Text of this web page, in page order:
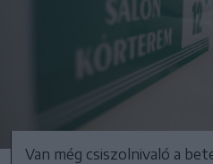
Van még csiszolnivaló a